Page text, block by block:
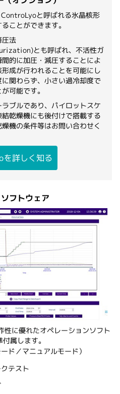
と呼ばれる氷晶核形
ことができます。
法
とも呼ばれ、不活性ガ
的に加圧・減圧することによ
成が行われることを可能にし
関わらず、小さい過冷却度で
可能です。
ブルであり、パイロットスケ
乾燥機にも後付けで搭載する
機の条件等はお問い合わせく
詳しく知る
フトウェア
に優れたオペレーションソフト
属します。
ド／マニュアルモード）
テスト